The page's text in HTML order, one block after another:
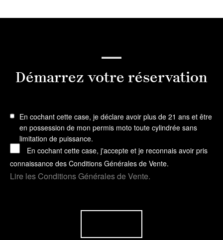
Démarrez votre réservation
En cochant cette case, je déclare avoir plus de 21 ans et être
en possession de mon permis moto toute cylindrée sans
limitation de puissance.
En cochant cette case, j'accepte et je reconnais avoir pris
connaissance des Conditions Générales de Vente.
Lire les Conditions Générales de Vente.